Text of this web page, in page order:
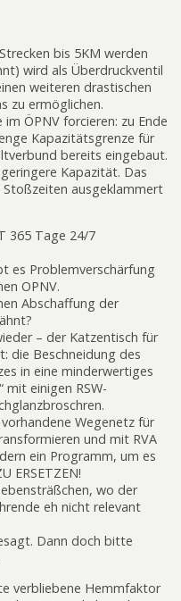
bis 5KM werden
wird als Überdruckventil
weiteren drastischen
zu ermöglichen.
ÖPNV forcieren: zu Ende
Kapazitätsgrenze für
bereits eingebaut.
Kapazität. Das
ausgeklammert
365 Tage 24/7
es Problemverschärfung
OPNV.
Abschaffung der
– der Katzentisch für
die Beschneidung des
in eine minderwertiges
mit einigen RSW-
Wegenetz für
und mit RVA
ein Programm, um es
ERSETZEN!
wo der
eh nicht relevant
Dann doch bitte
verbliebene Hemmfaktor